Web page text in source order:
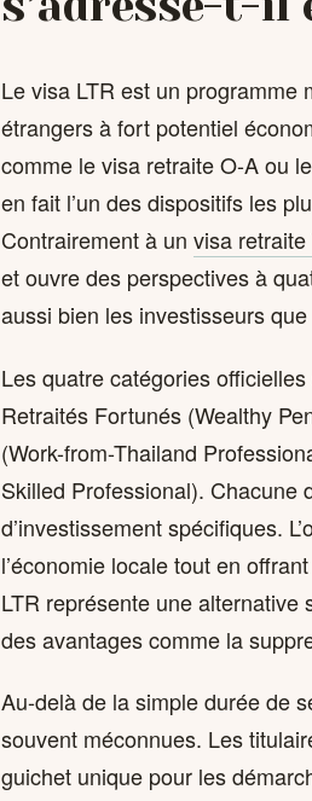
Le visa LTR est un
étrangers à fort potentiel
comme le visa retraite O-A ou
en fait l’un des dispositifs les
Contrairement à un visa
et ouvre des perspectives à
aussi bien les investisseurs
Les quatre catégories
Retraités Fortunés (Wealthy
(Work-from-Thailand
Skilled Professional). Chacune
d’investissement spécifiques.
l’économie locale tout en
LTR représente une alternative
des avantages comme la
Au-delà de la simple durée de
souvent méconnues. Les
guichet unique pour les